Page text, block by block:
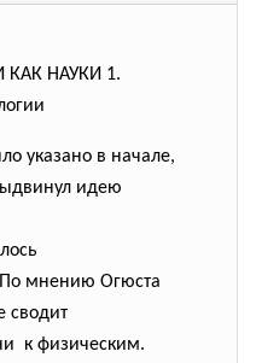
НАУКИ 1.
указано в начале,
идею
По мнению Огюста
сводит
к физическим.